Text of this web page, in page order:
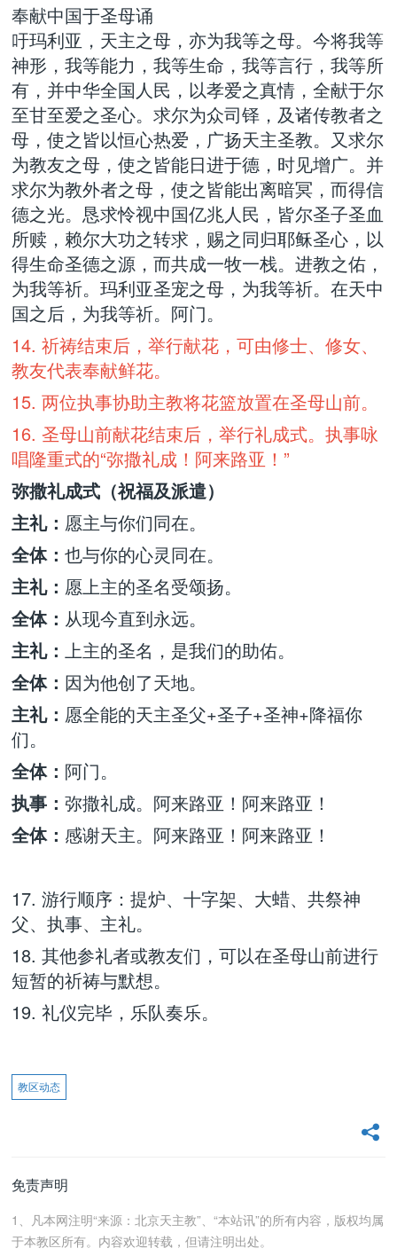
奉献中国于圣母诵
吁玛利亚，天主之母，亦为我等之母。今将我等
神形，我等能力，我等生命，我等言行，我等所
有，并中华全国人民，以孝爱之真情，全献于尔
至甘至爱之圣心。求尔为众司铎，及诸传教者之
母，使之皆以恒心热爱，广扬天主圣教。又求尔
为教友之母，使之皆能日进于德，时见增广。并
求尔为教外者之母，使之皆能出离暗冥，而得信
德之光。恳求怜视中国亿兆人民，皆尔圣子圣血
所赎，赖尔大功之转求，赐之同归耶稣圣心，以
得生命圣德之源，而共成一牧一栈。进教之佑，
为我等祈。玛利亚圣宠之母，为我等祈。在天中
国之后，为我等祈。阿门。
14. 祈祷结束后，举行献花，可由修士、修女、
教友代表奉献鲜花。
15. 两位执事协助主教将花篮放置在圣母山前。
16. 圣母山前献花结束后，举行礼成式。执事咏
唱隆重式的“弥撒礼成！阿来路亚！”
弥撒礼成式（祝福及派遣）
主礼： 愿主与你们同在。
全体： 也与你的心灵同在。
主礼： 愿上主的圣名受颂扬。
全体： 从现今直到永远。
主礼： 上主的圣名，是我们的助佑。
全体： 因为他创了天地。
主礼： 愿全能的天主圣父+圣子+圣神+降福你
们。
全体： 阿门。
执事： 弥撒礼成。阿来路亚！阿来路亚！
全体： 感谢天主。阿来路亚！阿来路亚！
17. 游行顺序：提炉、十字架、大蜡、共祭神
父、执事、主礼。
18. 其他参礼者或教友们，可以在圣母山前进行
短暂的祈祷与默想。
19. 礼仪完毕，乐队奏乐。
教区动态
免责声明
1、凡本网注明“来源：北京天主教”、“本站讯”的所有内容，版权均属
于本教区所有。内容欢迎转载，但请注明出处。